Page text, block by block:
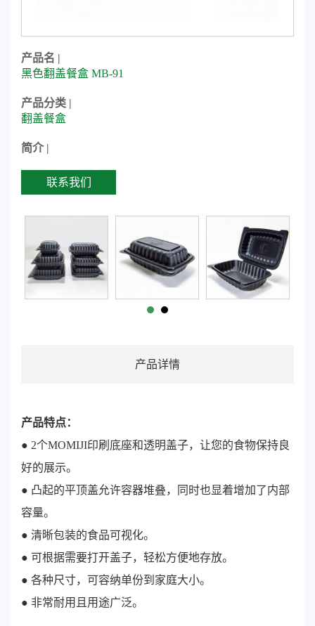
产品名 |
黑色翻盖餐盒 MB-91
产品分类 |
翻盖餐盒
简介 |
联系我们
产品详情
产品特点：
● 2个MOMIJI印刷底座和透明盖子，让您的食物保持良
好的展示。
● 凸起的平顶盖允许容器堆叠，同时也显着增加了内部
容量。
● 清晰包装的食品可视化。
● 可根据需要打开盖子，轻松方便地存放。
● 各种尺寸，可容纳单份到家庭大小。
● 非常耐用且用途广泛。